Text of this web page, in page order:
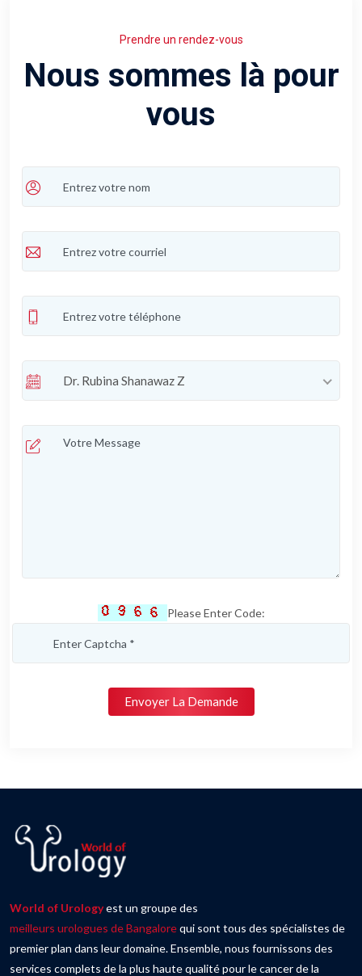
Prendre un rendez-vous
Nous sommes là pour
vous
Dr. Rubina Shanawaz Z
Please Enter Code:
Envoyer La Demande
World of Urologyest un groupe des
meilleurs urologues de Bangalorequi sont tous des spécialistes de
premier plan dans leur domaine. Ensemble, nous fournissons des
services complets de la plus haute qualité pour le cancer de la